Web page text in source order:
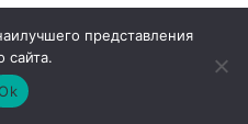
Молодой возраст
им с оптимизмом и
та же
представления
сайта.
Ok